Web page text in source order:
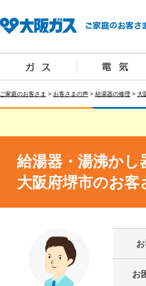
ご家庭のお客さま > お客さまの声 > 給湯器の修理 > 大
給湯器・湯沸かし
大阪府堺市のお客
お